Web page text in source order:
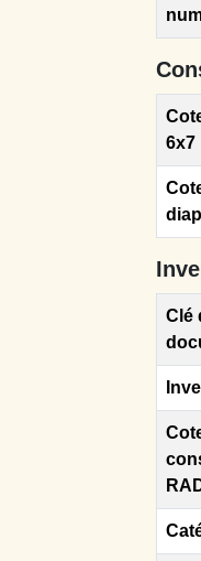
6x7
Clé